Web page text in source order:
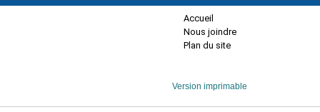
Accueil
Nous joindre
Plan du site
Version imprimable